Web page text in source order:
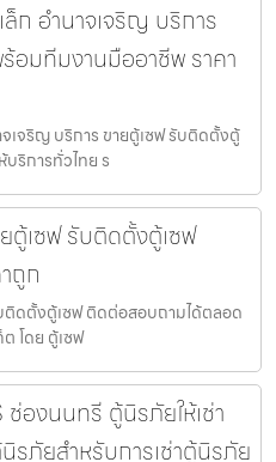
ก อำนาจเจริญ บริการ
อมทีมงานมืออาชีพ ราคา
เจริญ บริการ ขายตู้เซฟ รับติดตั้งตู้
ริการทั่วไทย ร
ตู้เซฟ รับติดตั้งตู้เซฟ
ถูก
ติดตั้งตู้เซฟ ติดต่อสอบถามได้ตลอด
โดย ตู้เซฟ
องนนทรี ตู้นิรภัยให้เช่า
รภัยสำหรับการเช่าตู้นิรภัย